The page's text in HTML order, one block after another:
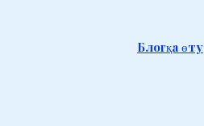
Блогқа өту